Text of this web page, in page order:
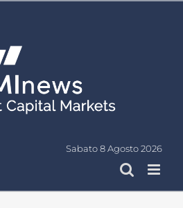
Sabato 8 Agosto 2026